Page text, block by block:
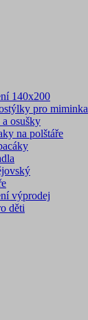
140x200
pro miminka
osušky
na polštáře
výprodej
děti